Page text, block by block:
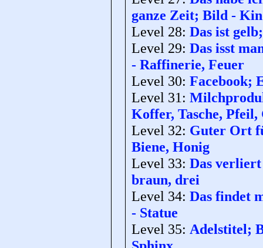
ganze Zeit; Bild -
Level 28: Das ist
Level 29: Das isst
- Raffinerie, Feuer
Level 30: Facebook;
Level 31:
Koffer, Tasche, Pfeil,
Level 32: Guter Ort
Biene, Honig
Level 33: Das
braun, drei
Level 34: Das findet
- Statue
Level 35: Adelstitel;